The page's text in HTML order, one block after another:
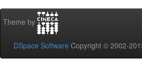
Theme by
DSpace Software Copyright © 2002-